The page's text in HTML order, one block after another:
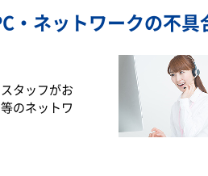
・ネットワークの不具
タッフがお
のネットワ